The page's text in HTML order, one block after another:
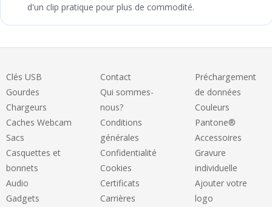
d'un clip pratique pour plus de commodité.
Clés USB
Gourdes
Chargeurs
Caches Webcam
Sacs
Casquettes et
bonnets
Audio
Gadgets
Contact
Qui sommes-
nous?
Conditions
générales
Confidentialité
Cookies
Certificats
Carrières
Préchargement
de données
Couleurs
Pantone®
Accessoires
Gravure
individuelle
Ajouter votre
logo